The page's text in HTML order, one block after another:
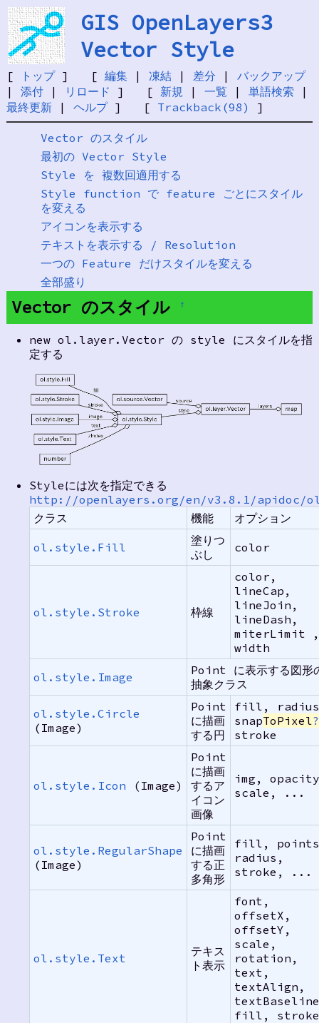
GIS OpenLayers3
Vector Style
[ トップ] [ 編集| 凍結| 差分 | バックアップ
| 添付| リロード ] [ 新規 | 一覧 | 単語検索 |
最終更新| ヘルプ] [ Trackback(98) ]
Vector のスタイル
最初の Vector Style
Style を 複数回適用する
Style function で feature ごとにスタイル
を変える
アイコンを表示する
テキストを表示する / Resolution
一つの Feature だけスタイルを変える
全部盛り
Vector のスタイル †
new ol.layer.Vector の style にスタイルを指
定する
Styleには次を指定できる
http://openlayers.org/en/v3.8.1/apidoc/
クラス
機能 オプション
ol.style.Fill
塗りつ
ぶし
color
ol.style.Stroke 枠線
color,
lineCap,
lineJoin,
lineDash,
miterLimit ,
width
ol.style.Image
Point に表示する図形
抽象クラス
ol.style.Circle
(Image)
Point
に描画
する円
fill,
snapToPixel?
stroke
ol.style.Icon (Image)
Point
に描画
するア
イコン
画像
img,
scale, ...
ol.style.RegularShape
(Image)
Point
に描画
する正
多角形
fill,
radius,
stroke, ...
ol.style.Text
テキス
ト表示
font,
offsetX,
offsetY,
scale,
rotation,
text,
textAlign,
fill, stroke